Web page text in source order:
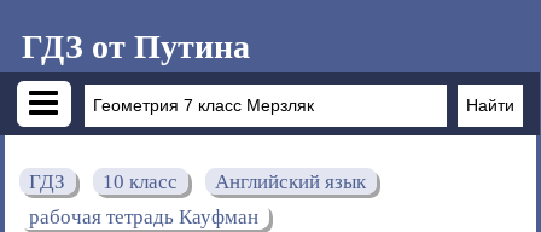
ГДЗ от Путина
ГДЗ 10 класс
Английский язык
рабочая тетрадь Кауфман